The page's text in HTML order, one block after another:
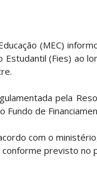
(MEC)
Estudantil (Fies) ao
pela
Fundo de
com o
previsto no